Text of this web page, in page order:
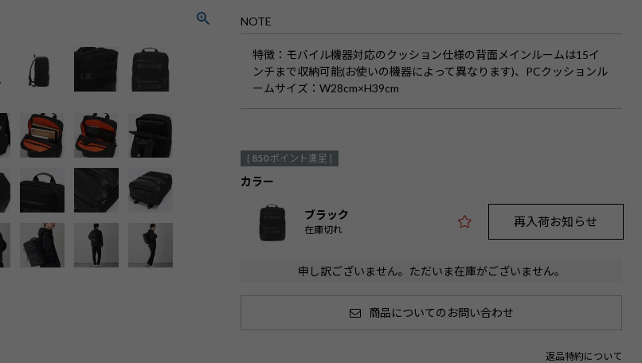
NOTE
特徴 ：モバイル機器対応のクッション仕様の背面メインルームは15イ
ンチまで収納可能(お使いの機器によって異なります)、PCクッションル
ームサイズ：W28cm×H39cm
[ 850ポイント進呈 ]
カラー
ブラック
在庫切れ
再入荷お知らせ
申し訳ございません。ただいま在庫がございません。
商品についてのお問い合わせ
返品特約について